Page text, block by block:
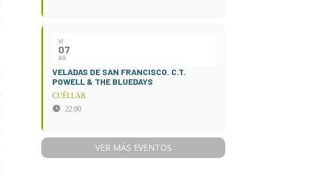
VI
07
AG
VELADAS DE SAN FRANCISCO. C.T.
POWELL & THE BLUEDAYS
CUÉLLAR
22:00
VER MÁS EVENTOS